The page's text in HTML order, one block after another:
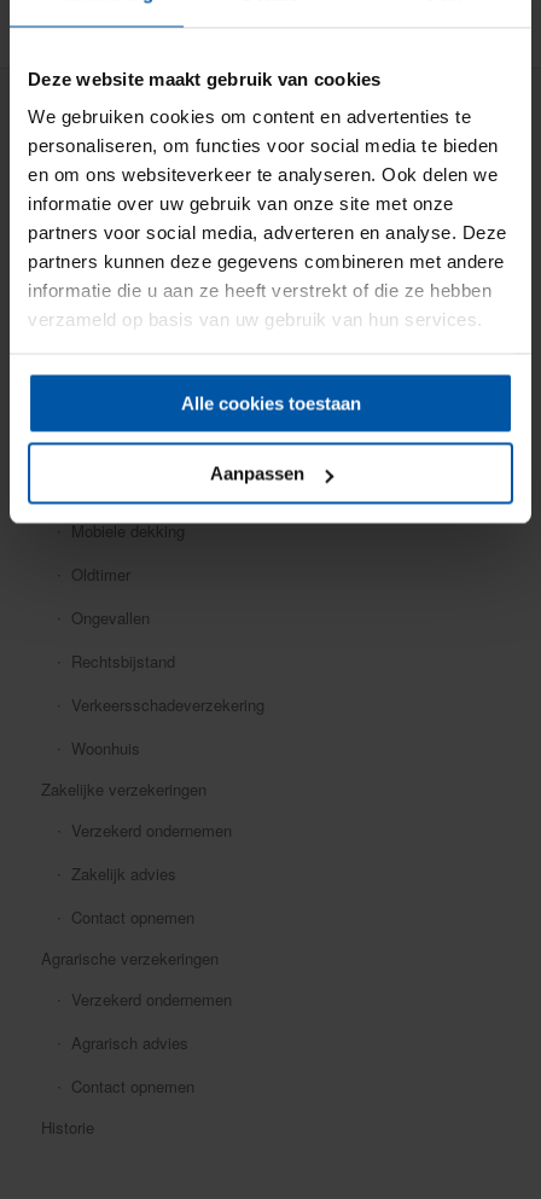
Deze website maakt gebruik van cookies
We gebruiken cookies om content en advertenties te
personaliseren, om functies voor social media te bieden
en om ons websiteverkeer te analyseren. Ook delen we
informatie over uw gebruik van onze site met onze
partners voor social media, adverteren en analyse. Deze
partners kunnen deze gegevens combineren met andere
informatie die u aan ze heeft verstrekt of die ze hebben
verzameld op basis van uw gebruik van hun services.
Alle cookies toestaan
Aanpassen
Particuliere verzekeringen
Aansprakelijkheid
Auto
Bromfiets
Caravan
Inboedel
Mobiele dekking
Oldtimer
Ongevallen
Rechtsbijstand
Verkeersschadeverzekering
Woonhuis
Zakelijke verzekeringen
Verzekerd ondernemen
Zakelijk advies
Contact opnemen
Agrarische verzekeringen
Verzekerd ondernemen
Agrarisch advies
Contact opnemen
Historie